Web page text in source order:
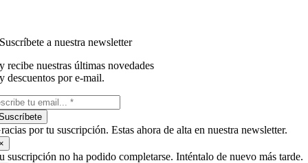
Suscríbete a nuestra newsletter
y recibe nuestras últimas novedades
y descuentos por e-mail.
por tu suscripción. Estas ahora de alta en nuestra newsletter.
suscripción no ha podido completarse. Inténtalo de nuevo más tarde.